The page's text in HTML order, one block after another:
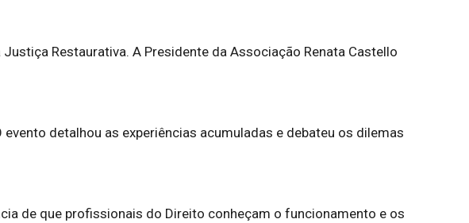
Restaurativa. A Presidente da Associação Renata Castello
detalhou as experiências acumuladas e debateu os dilemas
de que profissionais do Direito conheçam o funcionamento e os